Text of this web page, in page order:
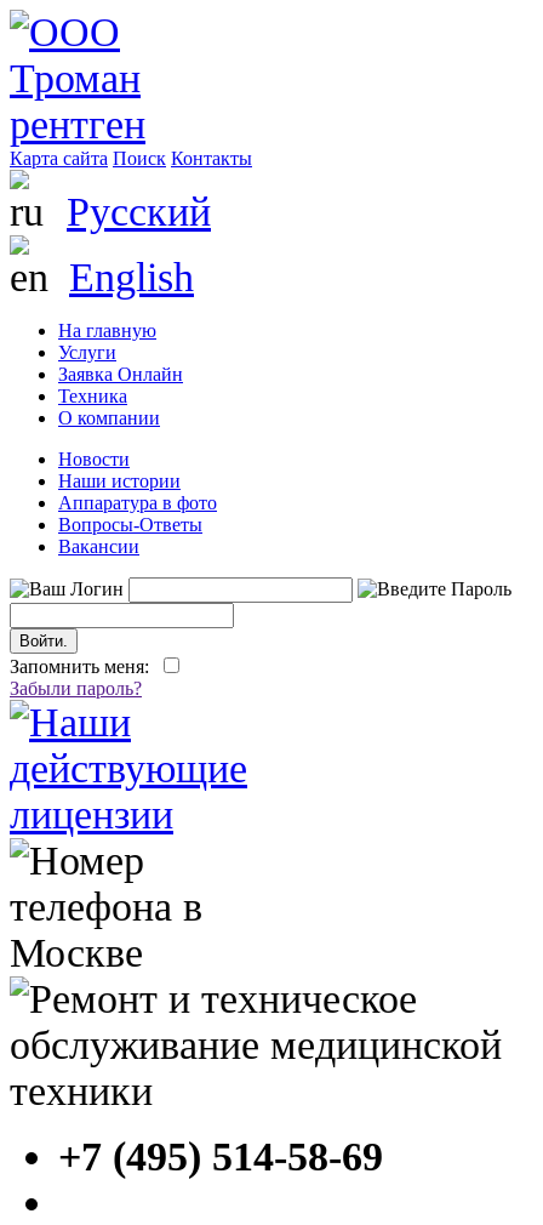
Карта сайта Поиск Контакты
Русский
English
На главную
Услуги
Заявка Онлайн
Техника
О компании
Новости
Наши истории
Аппаратура в фото
Вопросы-Ответы
Вакансии
Запомнить меня:
Забыли пароль?
+7 (495) 514-58-69